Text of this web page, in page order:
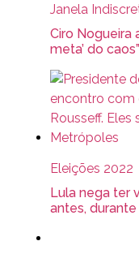
Janela
Ciro Nogueira
meta’ do caos”
Eleições 2022
Lula nega ter
antes, durante